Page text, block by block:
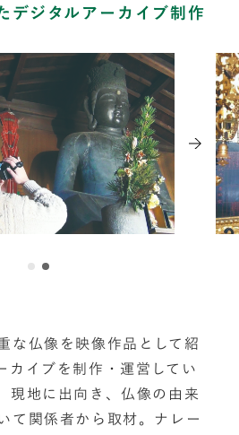
デジタルアーカイブ制作
な仏像を映像作品として紹
カイブを制作・運営してい
現地に出向き、仏像の由来
て関係者から取材。ナレー